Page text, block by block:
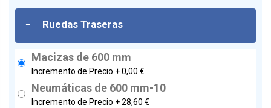
- Ruedas Traseras
Macizas de 600 mm
Incremento de Precio +0,00 €
Neumáticas de 600 mm-10
Incremento de Precio +28,60 €